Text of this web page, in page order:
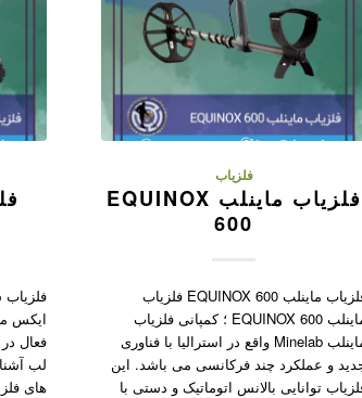
فلزیاب
فلزیاب ماینلب EQUINOX
600
فلزیاب ماینلب EQUINOX 600 فلزیاب
ماینلب EQUINOX 600 ؛ کمپانی فلزیاب
ماینلب Minelab واقع در استرالیا با فناوری
و عملکرد چند فرکانسی می باشد. این
توانایی بالانس اتوماتیک و دستی با
ایکس
فعال
لب
های